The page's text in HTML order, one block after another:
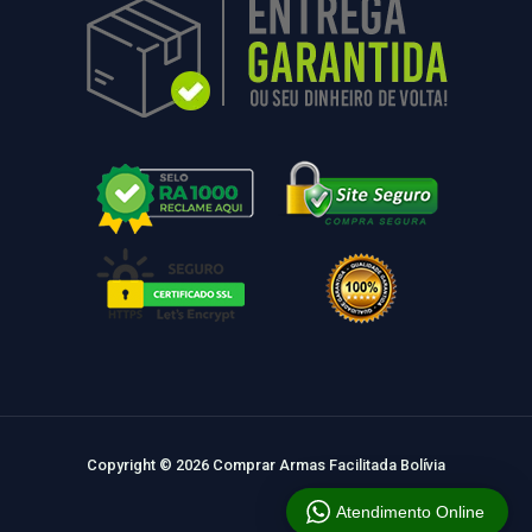
Copyright © 2026 Comprar Armas Facilitada Bolívia
Atendimento Online